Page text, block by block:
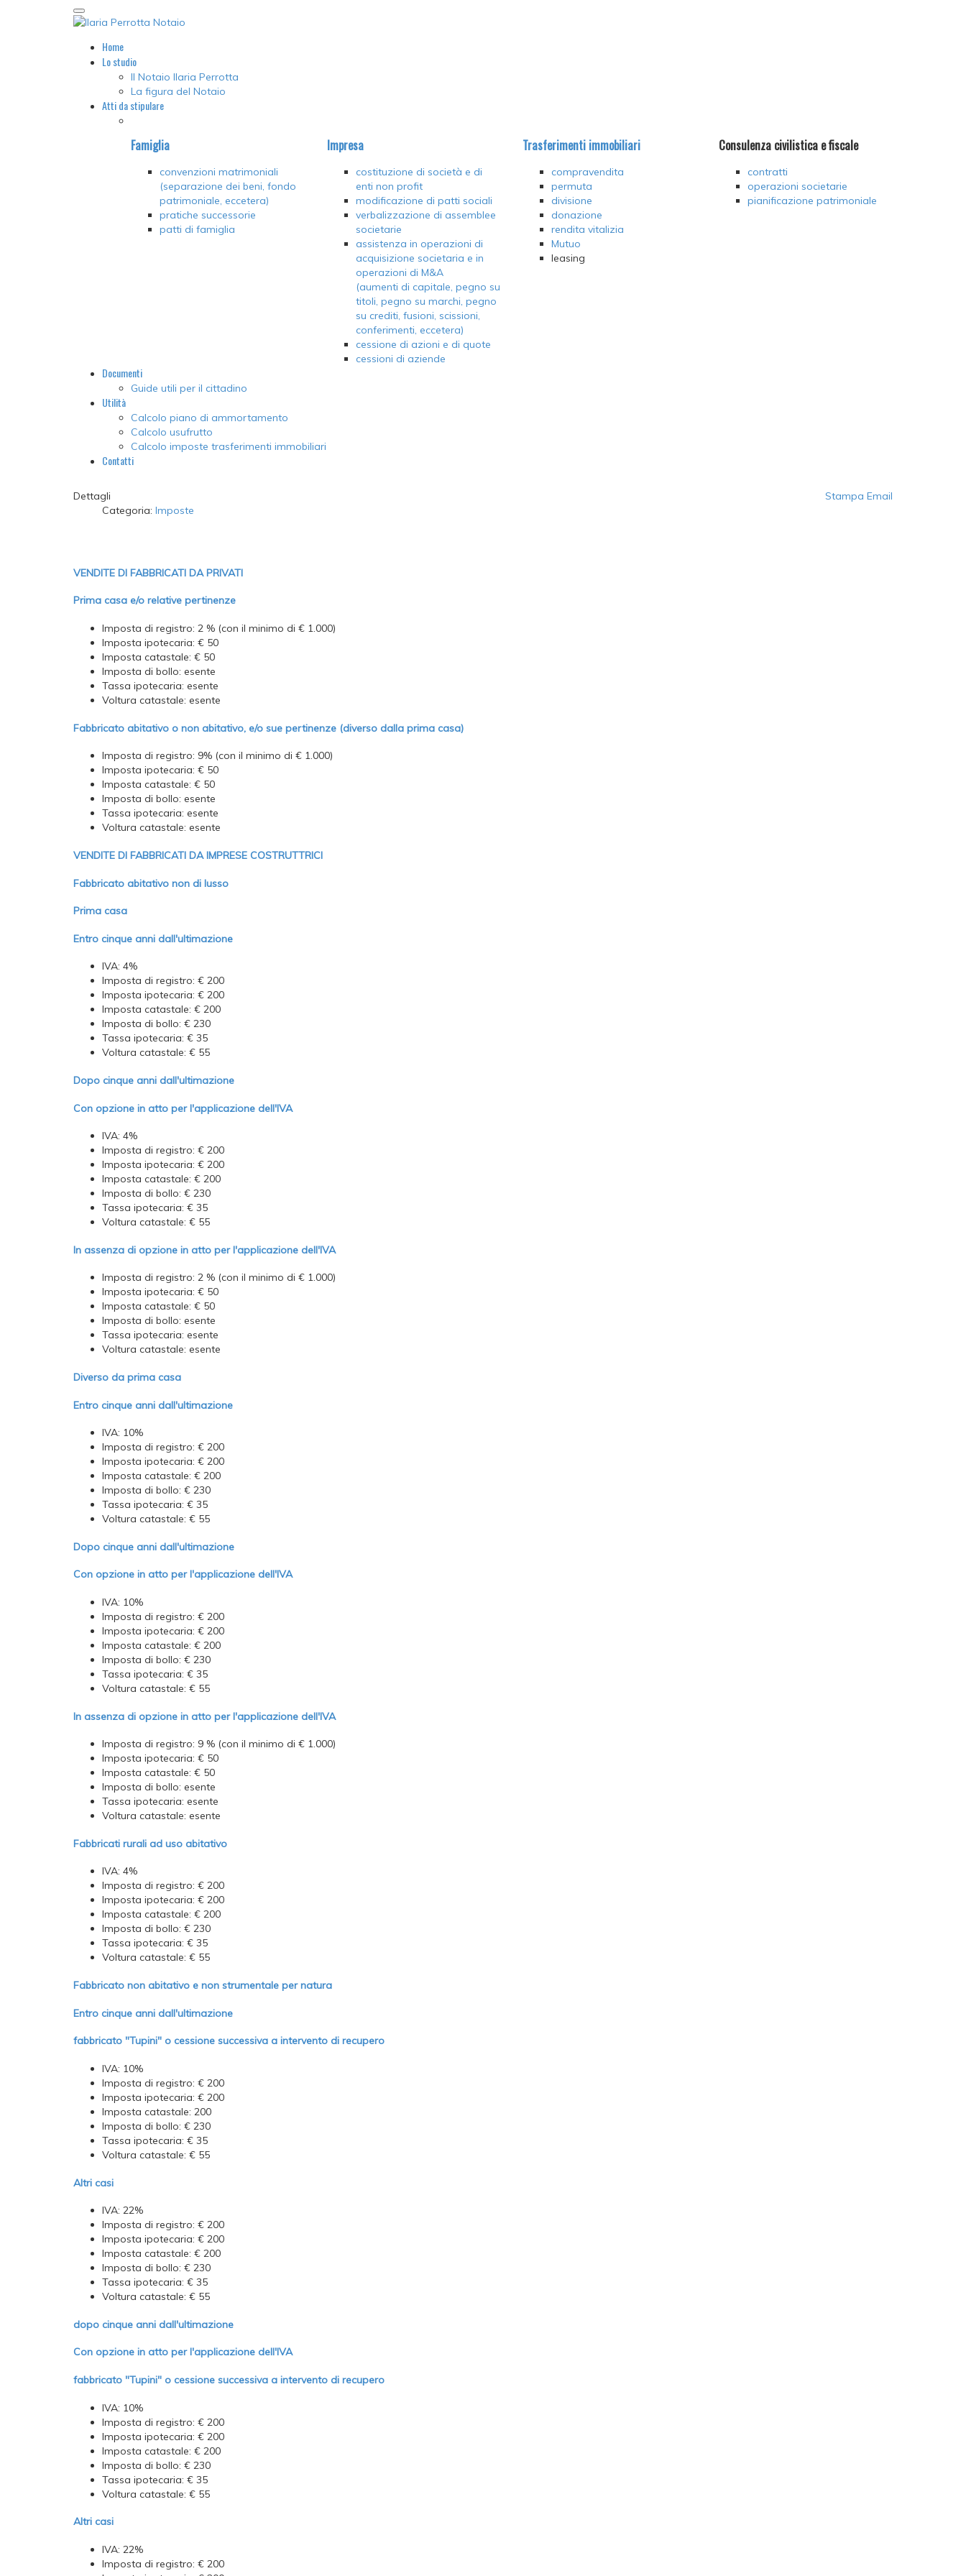
Home
Lo studio
Il Notaio Ilaria Perrotta
La figura del Notaio
Atti da stipulare
Famiglia
convenzioni matrimoniali
(separazione dei beni, fondo
patrimoniale, eccetera)
pratiche successorie
patti di famiglia
Impresa
costituzione di società e di
enti non profit
modificazione di patti sociali
verbalizzazione di assemblee
societarie
assistenza in operazioni di
acquisizione societaria e in
operazioni di M&A
(aumenti di capitale, pegno su
titoli, pegno su marchi, pegno
su crediti, fusioni, scissioni,
conferimenti, eccetera)
cessione di azioni e di quote
cessioni di aziende
Trasferimenti immobiliari
compravendita
permuta
divisione
donazione
rendita vitalizia
Mutuo
leasing
Consulenza civilistica e fiscale
contratti
operazioni societarie
pianificazione patrimoniale
Documenti
Guide utili per il cittadino
Utilità
Calcolo piano di ammortamento
Calcolo usufrutto
Calcolo imposte trasferimenti immobiliari
Contatti
Stampa Email
Dettagli
Categoria: Imposte
VENDITE DI FABBRICATI DA PRIVATI
Prima casa e/o relative pertinenze
Imposta di registro: 2 % (con il minimo di € 1.000)
Imposta ipotecaria: € 50
Imposta catastale: € 50
Imposta di bollo: esente
Tassa ipotecaria: esente
Voltura catastale: esente
Fabbricato abitativo o non abitativo, e/o sue pertinenze (diverso dalla prima casa)
Imposta di registro: 9% (con il minimo di € 1.000)
Imposta ipotecaria: € 50
Imposta catastale: € 50
Imposta di bollo: esente
Tassa ipotecaria: esente
Voltura catastale: esente
VENDITE DI FABBRICATI DA IMPRESE COSTRUTTRICI
Fabbricato abitativo non di lusso
Prima casa
Entro cinque anni dall'ultimazione
IVA: 4%
Imposta di registro: € 200
Imposta ipotecaria: € 200
Imposta catastale: € 200
Imposta di bollo: € 230
Tassa ipotecaria: € 35
Voltura catastale: € 55
Dopo cinque anni dall'ultimazione
Con opzione in atto per l'applicazione dell'IVA
IVA: 4%
Imposta di registro: € 200
Imposta ipotecaria: € 200
Imposta catastale: € 200
Imposta di bollo: € 230
Tassa ipotecaria: € 35
Voltura catastale: € 55
In assenza di opzione in atto per l'applicazione dell'IVA
Imposta di registro: 2 % (con il minimo di € 1.000)
Imposta ipotecaria: € 50
Imposta catastale: € 50
Imposta di bollo: esente
Tassa ipotecaria: esente
Voltura catastale: esente
Diverso da prima casa
Entro cinque anni dall'ultimazione
IVA: 10%
Imposta di registro: € 200
Imposta ipotecaria: € 200
Imposta catastale: € 200
Imposta di bollo: € 230
Tassa ipotecaria: € 35
Voltura catastale: € 55
Dopo cinque anni dall'ultimazione
Con opzione in atto per l'applicazione dell'IVA
IVA: 10%
Imposta di registro: € 200
Imposta ipotecaria: € 200
Imposta catastale: € 200
Imposta di bollo: € 230
Tassa ipotecaria: € 35
Voltura catastale: € 55
In assenza di opzione in atto per l'applicazione dell'IVA
Imposta di registro: 9 % (con il minimo di € 1.000)
Imposta ipotecaria: € 50
Imposta catastale: € 50
Imposta di bollo: esente
Tassa ipotecaria: esente
Voltura catastale: esente
Fabbricati rurali ad uso abitativo
IVA: 4%
Imposta di registro: € 200
Imposta ipotecaria: € 200
Imposta catastale: € 200
Imposta di bollo: € 230
Tassa ipotecaria: € 35
Voltura catastale: € 55
Fabbricato non abitativo e non strumentale per natura
Entro cinque anni dall'ultimazione
fabbricato "Tupini" o cessione successiva a intervento di recupero
IVA: 10%
Imposta di registro: € 200
Imposta ipotecaria: € 200
Imposta catastale: 200
Imposta di bollo: € 230
Tassa ipotecaria: € 35
Voltura catastale: € 55
Altri casi
IVA: 22%
Imposta di registro: € 200
Imposta ipotecaria: € 200
Imposta catastale: € 200
Imposta di bollo: € 230
Tassa ipotecaria: € 35
Voltura catastale: € 55
dopo cinque anni dall'ultimazione
Con opzione in atto per l'applicazione dell'IVA
fabbricato "Tupini" o cessione successiva a intervento di recupero
IVA: 10%
Imposta di registro: € 200
Imposta ipotecaria: € 200
Imposta catastale: € 200
Imposta di bollo: € 230
Tassa ipotecaria: € 35
Voltura catastale: € 55
Altri casi
IVA: 22%
Imposta di registro: € 200